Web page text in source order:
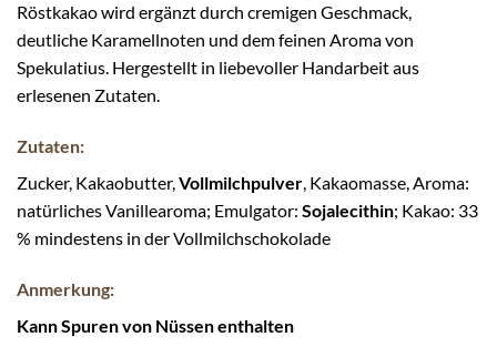
Röstkakao wird ergänzt durch cremigen Geschmack,
deutliche Karamellnoten und dem feinen Aroma von
Spekulatius. Hergestellt in liebevoller Handarbeit aus
erlesenen Zutaten.
Zutaten:
Zucker, Kakaobutter,Vollmilchpulver, Kakaomasse, Aroma:
natürliches Vanillearoma; Emulgator: Sojalecithin; Kakao: 33
% mindestens in der Vollmilchschokolade
Anmerkung:
Kann Spuren von Nüssen enthalten